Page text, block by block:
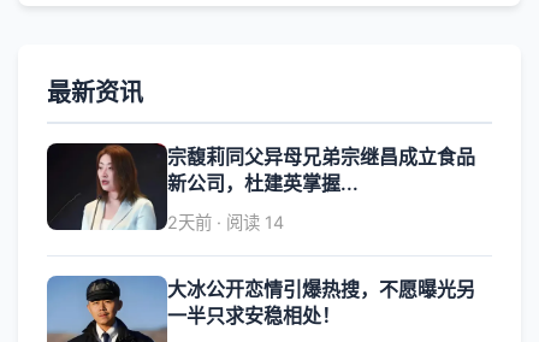
最新资讯
宗馥莉同父异母兄弟宗继昌成立食品
新公司，杜建英掌握...
2天前 · 阅读 14
大冰公开恋情引爆热搜，不愿曝光另
一半只求安稳相处！